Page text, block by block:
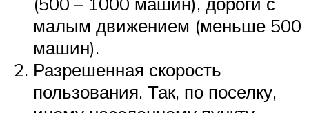
малым движением (меньше 500
машин).
Разрешенная скорость
пользования. Так, по поселку,